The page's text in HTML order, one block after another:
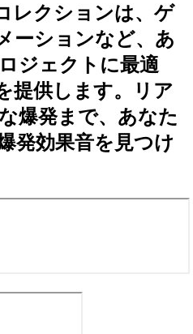
レクションは、ゲ
ーションなど、あ
ジェクトに最適
提供します。リア
爆発まで、あなた
発効果音を見つけ